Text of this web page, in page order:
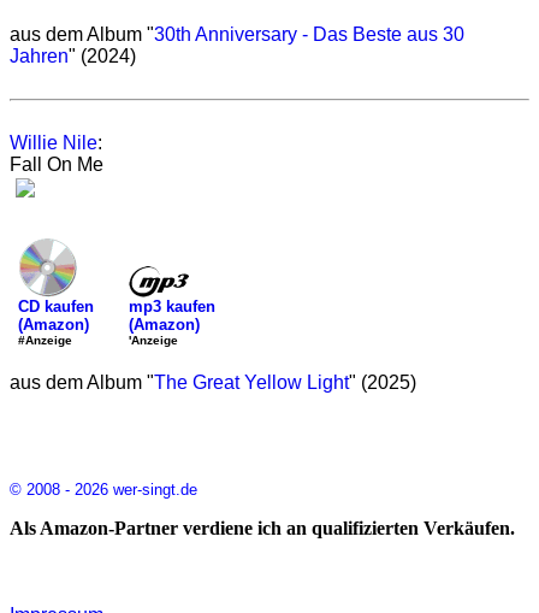
aus dem Album "30th Anniversary - Das Beste aus 30
Jahren" (2024)
Willie Nile:
Fall On Me
CD kaufen
(Amazon)
#Anzeige
mp3 kaufen
(Amazon)
'Anzeige
aus dem Album "The Great Yellow Light" (2025)
© 2008 - 2026 wer-singt.de
Als Amazon-Partner verdiene ich an qualifizierten Verkäufen.